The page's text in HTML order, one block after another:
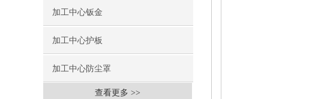
加工中心钣金
加工中心护板
加工中心防尘罩
查看更多 >>